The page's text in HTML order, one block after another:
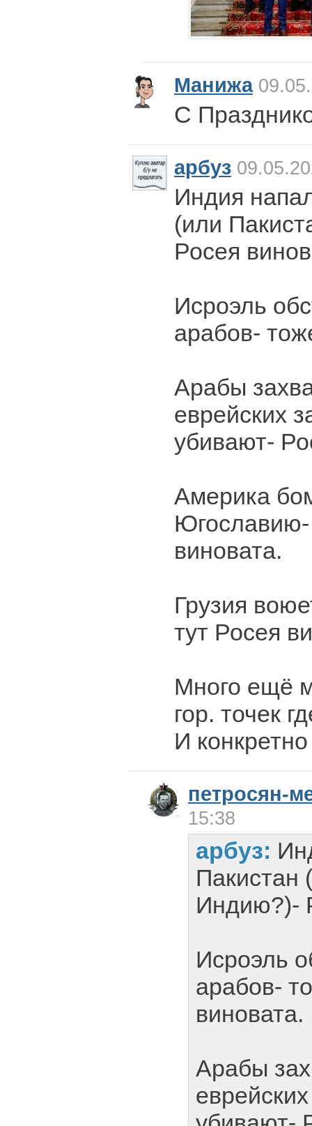
Манижа
С
арбуз
Индия
(или
Росея
Исроэль
арабов-
Арабы
еврейских
убивают-
Америка
Югославию-
виновата.
Грузия
тут Росея
Много ещё
гор. точек
И
петросян-
15:38
арбуз:
Пакистан
Индию?)-
Исроэль
арабов-
виновата.
Арабы